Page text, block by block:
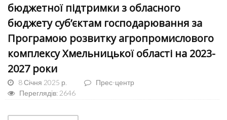
бюджетної підтримки з обласного
бюджету суб’єктам господарювання за
Програмою розвитку агропромислового
комплексу Хмельницької області на 2023-
2027 роки
8 Січня 2025 р.
Прес-центр
Переглядів: 2646